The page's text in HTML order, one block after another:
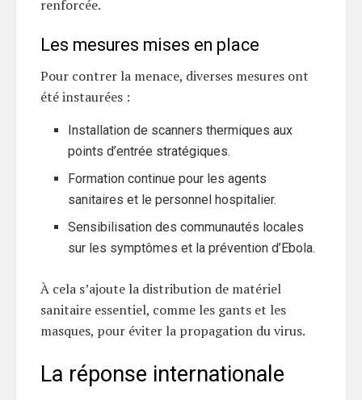
renforcée.
Les mesures mises en place
Pour contrer la menace, diverses mesures ont
été instaurées :
Installation de scanners thermiques aux
points d’entrée stratégiques.
Formation continue pour les agents
sanitaires et le personnel hospitalier.
Sensibilisation des communautés locales
sur les symptômes et la prévention d’Ebola.
À cela s’ajoute la distribution de matériel
sanitaire essentiel, comme les gants et les
masques, pour éviter la propagation du virus.
La réponse internationale